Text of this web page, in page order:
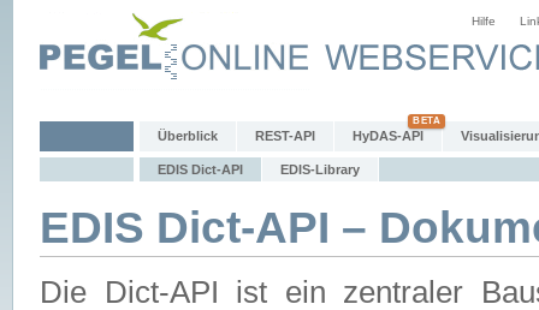
Hilfe
Überblick REST-API HyDAS-API
EDIS Dict-API EDIS-Library
EDIS Dict-API –
Die Dict-API ist ein zentraler